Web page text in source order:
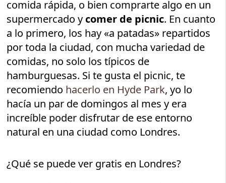
comida rápida, o bien comprarte algo en un
supermercado y comer de picnic. En cuanto
a lo primero, los hay «a patadas» repartidos
por toda la ciudad, con mucha variedad de
comidas, no solo los típicos de
hamburguesas. Si te gusta el picnic, te
recomiendo hacerlo en Hyde Park, yo lo
hacía un par de domingos al mes y era
increíble poder disfrutar de ese entorno
natural en una ciudad como Londres.
¿Qué se puede ver gratis en Londres?